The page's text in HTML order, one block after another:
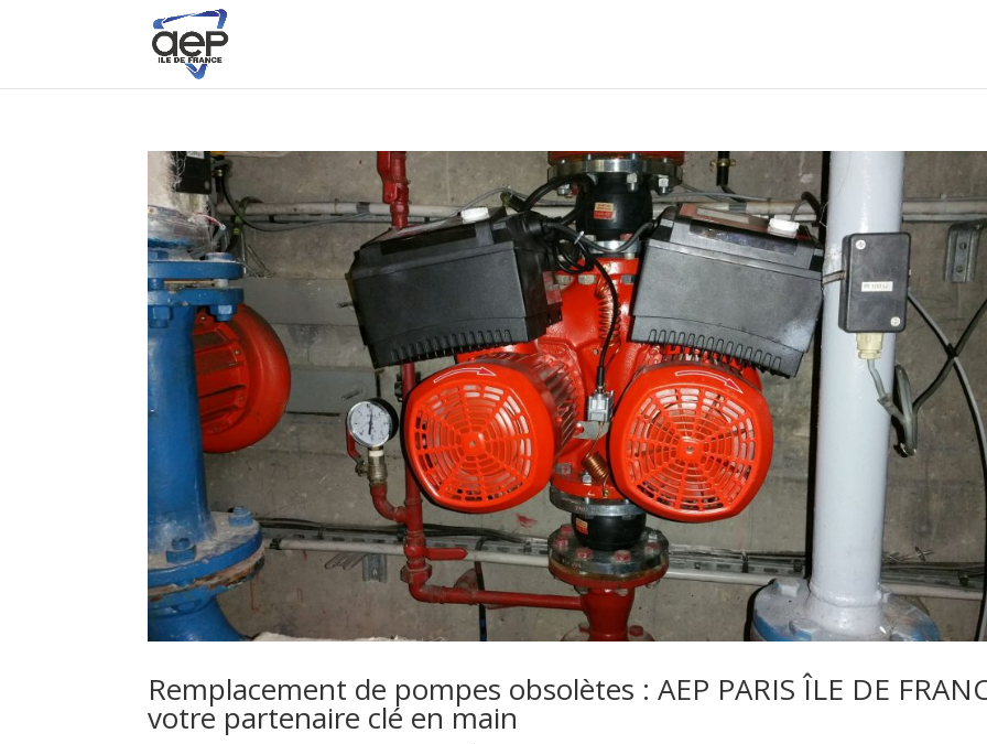
Remplacement de pompes obsolètes : AEP PARIS ÎLE DE
votre partenaire clé en main